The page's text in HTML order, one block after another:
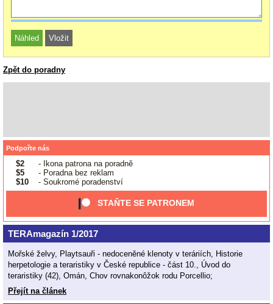
Zpět do poradny
Podpořte nás
$2
- Ikona patrona na poradně
$5
- Poradna bez reklam
$10
- Soukromé poradenství
STAŇTE SE PATRONEM
TERAmagazín 1/2017
Mořské želvy, Playtsauři - nedoceněné klenoty v teráriích, Historie
herpetologie a teraristiky v České republice - část 10., Úvod do
teraristiky (42), Omán, Chov rovnakonôžok rodu Porcellio;
Přejít na článek